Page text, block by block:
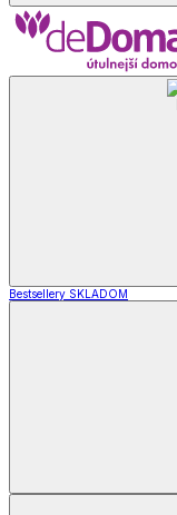
Bestsellery SKLADOM